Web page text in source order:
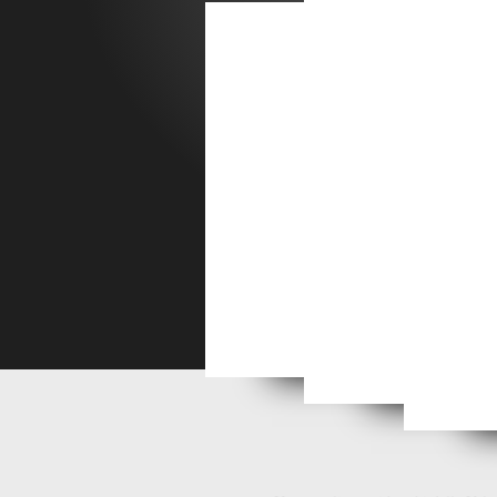
I "pannolini" antichi